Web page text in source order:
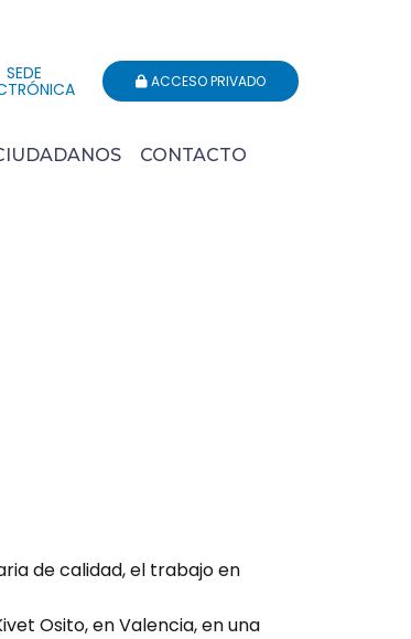
SEDE ACCESO PRIVADO
CONTACTO
de calidad, el trabajo en
Osito, en Valencia, en una